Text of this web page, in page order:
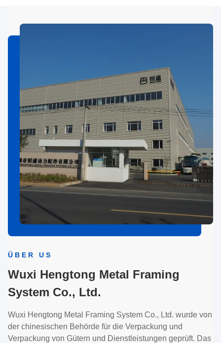
ÜBER US
Wuxi Hengtong Metal Framing
System Co., Ltd.
Wuxi Hengtong Metal Framing System Co., Ltd. wurde von
der chinesischen Behörde für die Verpackung und
Verpackung von Gütern und Dienstleistungen geprüft. Das